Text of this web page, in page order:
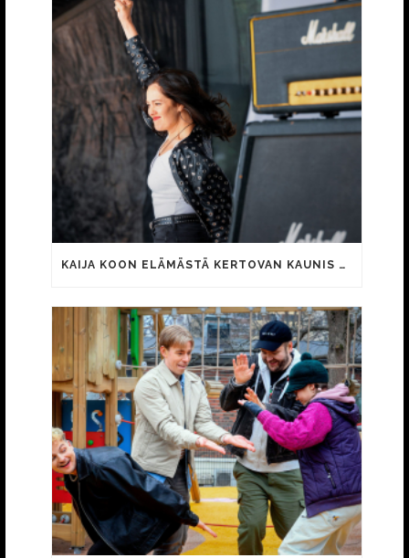
KAIJA KOON ELÄMÄSTÄ KERTOVAN KAUNIS RIETAS ONNELLINEN -ELOKUVAN TRAILER JULKI